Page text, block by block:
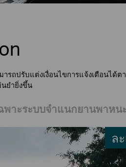
รถปรับแต่งเงื่อนไขการแจ้งเตือนได้ต
ยำยิ่งขึ้น
พาะระบบจำแนกยานพาหน
ล